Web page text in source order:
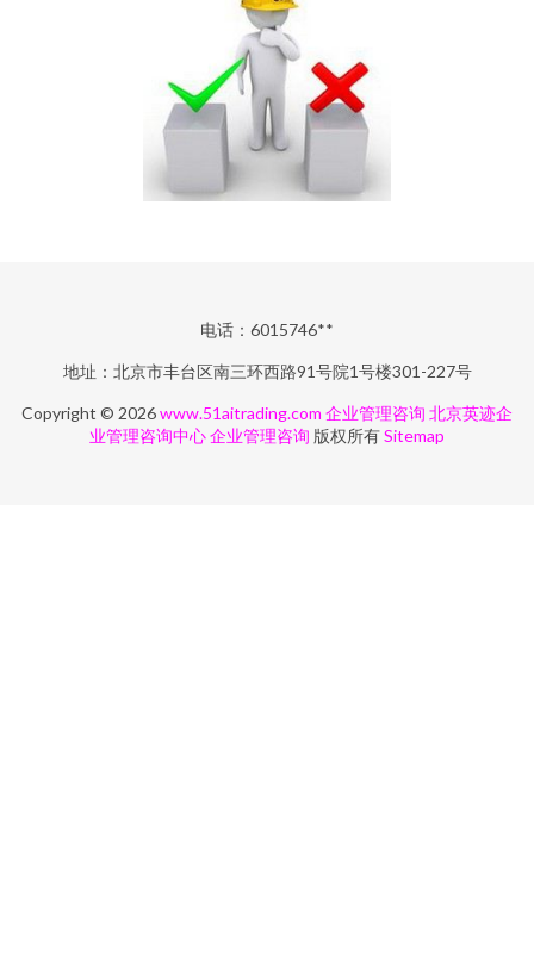
电话：6015746**
地址：北京市丰台区南三环西路91号院1号楼301-227号
Copyright © 2026www.51aitrading.com 企业管理咨询 北京英迹企
业管理咨询中心企业管理咨询 版权所有Sitemap